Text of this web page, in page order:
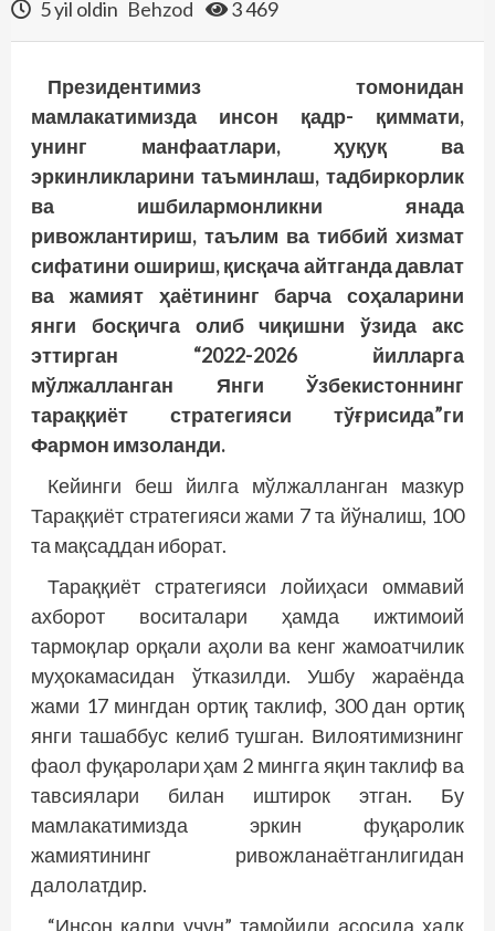
5 yil oldin Behzod 3 469
Президентимиз томонидан
мамлакатимизда инсон қадр- қиммати,
унинг манфаатлари, ҳуқуқ ва
эркинликларини таъминлаш, тадбиркорлик
ва ишбилармонликни янада
ривожлантириш, таълим ва тиббий хизмат
сифатини ошириш, қисқача айтганда давлат
ва жамият ҳаётининг барча соҳаларини
янги босқичга олиб чиқишни ўзида акс
эттирган “2022-2026 йилларга
мўлжалланган Янги Ўзбекистоннинг
тараққиёт стратегияси тўғрисида”ги
Фармон имзоланди.
Кейинги беш йилга мўлжалланган мазкур
Тараққиёт стратегияси жами 7 та йўналиш, 100
та мақсаддан иборат.
Тараққиёт стратегияси лойи­ҳаси оммавий
ахборот воситалари ҳамда ижтимоий
тармоқлар орқали аҳоли ва кенг жамоатчилик
муҳокамасидан ўтказилди. Ушбу жараёнда
жами 17 мингдан ортиқ таклиф, 300 дан ортиқ
янги ташаббус келиб тушган. Вилоятимизнинг
фаол фуқаролари ҳам 2 мингга яқин таклиф ва
тавсиялари билан иштирок этган. Бу
мамлакатимизда эркин фуқаролик
жамиятининг ривожланаётганлигидан
далолатдир.
“Инсон қадри учун” тамо­йили асосида халқ